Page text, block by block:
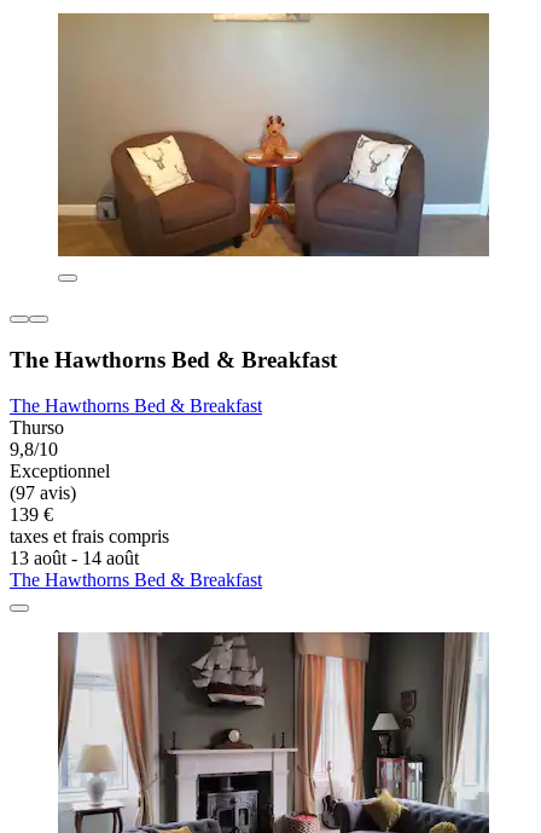
The Hawthorns Bed & Breakfast
The Hawthorns Bed & Breakfast
Thurso
9,8/10
Exceptionnel
(97 avis)
139 €
taxes et frais compris
13 août - 14 août
The Hawthorns Bed & Breakfast